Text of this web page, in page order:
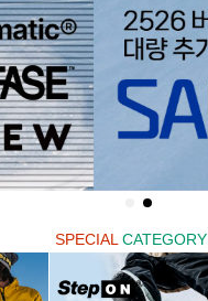
SPECIALCATEGORY